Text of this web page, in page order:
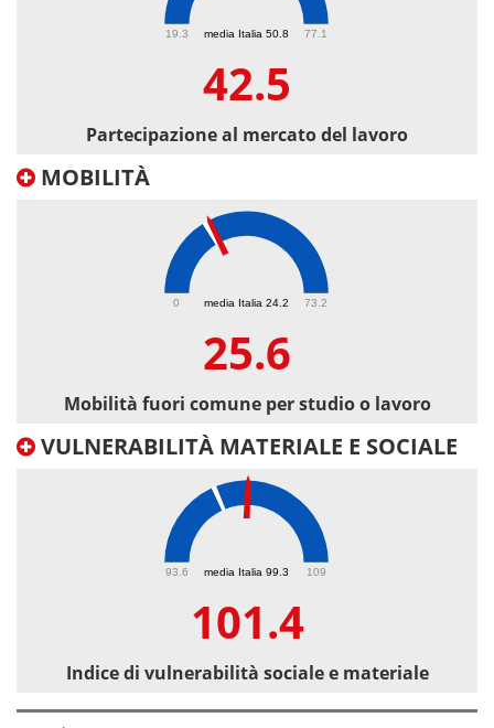
media Italia 50.8
19.3 77.1
42.5
Partecipazione al mercato del lavoro
MOBILITÀ
media Italia 24.2
0 73.2
25.6
Mobilità fuori comune per studio o lavoro
VULNERABILITÀ MATERIALE E SOCIALE
media Italia 99.3
93.6 109
101.4
Indice di vulnerabilità sociale e materiale